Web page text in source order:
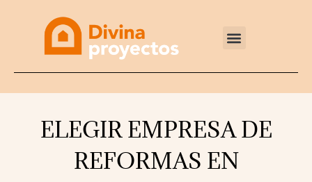
ELEGIR EMPRESA DE
REFORMAS EN